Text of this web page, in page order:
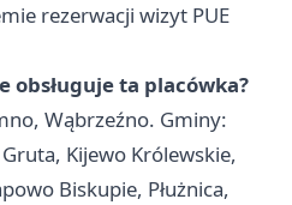
rezerwacji wizyt PUE
obsługuje ta placówka?
Wąbrzeźno. Gminy:
Kijewo Królewskie,
Biskupie, Płużnica,